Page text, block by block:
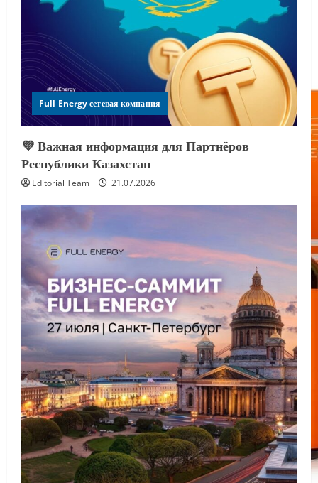
Full Energy сетевая компания
💜 Важная информация для Партнёров
Республики Казахстан
Editorial Team 21.07.2026